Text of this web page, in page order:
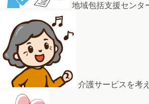
地域包括支援センタ
介護サービスを考